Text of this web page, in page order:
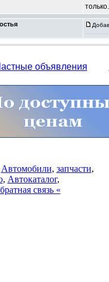
объявления
Автомобили, запчасти,
, Автокаталог,
связь «